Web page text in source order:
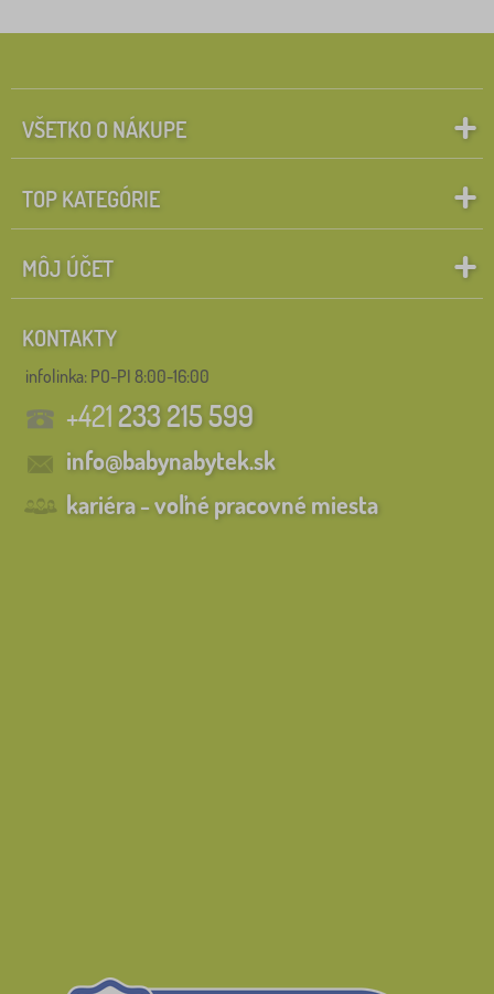
VŠETKO O NÁKUPE
TOP KATEGÓRIE
MÔJ ÚČET
KONTAKTY
infolinka: PO-PI 8:00-16:00
+421233 215 599
info@babynabytek.sk
kariéra - voľné pracovné miesta